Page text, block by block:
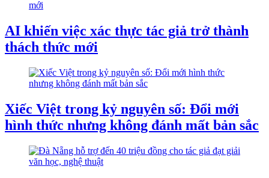
AI khiến việc xác thực tác giả trở thành
thách thức mới
Xiếc Việt trong kỷ nguyên số: Đổi mới
hình thức nhưng không đánh mất bản sắc